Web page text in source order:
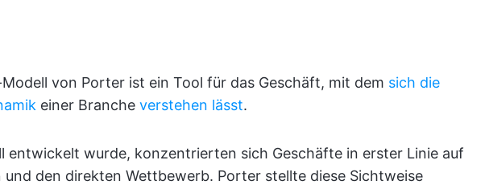
von Porter ist ein Tool für das Geschäft, mit dem sich die
einer Branche verstehen lässt.
entwickelt wurde, konzentrierten sich Geschäfte in erster Linie auf
den direkten Wettbewerb. Porter stellte diese Sichtweise